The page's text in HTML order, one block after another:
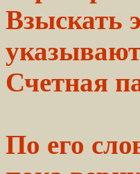
Взыскать
Счетная
По его